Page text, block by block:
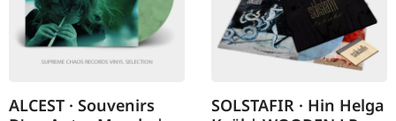
ALCEST · Souvenirs
SOLSTAFIR · Hin Helga